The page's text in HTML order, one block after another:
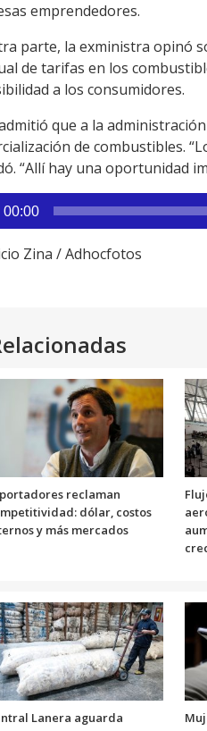
emprendedores.
parte, la exministra opinó
de tarifas en los
a los consumidores.
que a la
de combustibles.
“Allí hay una oportunidad
00:00
Zina / Adhocfotos
reclaman
dólar, costos
y más mercados
Lanera aguarda